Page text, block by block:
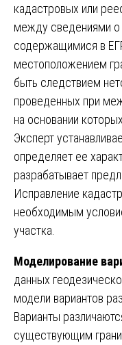
кадастровых или
между сведениями о
содержащимися в
местоположением
быть следствием
проведенных при
на основании
Эксперт
определяет ее
разрабатывает
Исправление
необходимым
участка.
Моделирование
данных
модели вариантов
Варианты
существующим